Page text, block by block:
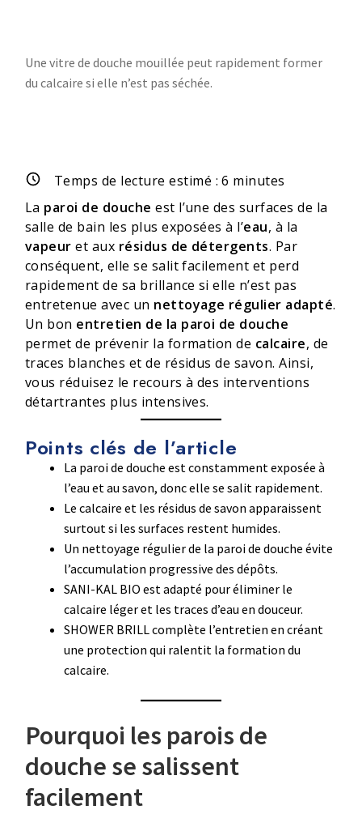
Une vitre de douche mouillée peut rapidement former
du calcaire si elle n’est pas séchée.
Temps de lecture estimé :6 minutes
La paroi de douche est l’une des surfaces de la
salle de bain les plus exposées à l’eau, à la
vapeur et aux résidus de détergents. Par
conséquent, elle se salit facilement et perd
rapidement de sa brillance si elle n’est pas
entretenue avec un nettoyage régulier adapté.
Un bon entretien de la paroi de douche
permet de prévenir la formation de calcaire, de
traces blanches et de résidus de savon. Ainsi,
vous réduisez le recours à des interventions
détartrantes plus intensives.
Points clés de l’article
La paroi de douche est constamment exposée à
l’eau et au savon, donc elle se salit rapidement.
Le calcaire et les résidus de savon apparaissent
surtout si les surfaces restent humides.
Un nettoyage régulier de la paroi de douche évite
l’accumulation progressive des dépôts.
SANI-KAL BIO est adapté pour éliminer le
calcaire léger et les traces d’eau en douceur.
SHOWER BRILL complète l’entretien en créant
une protection qui ralentit la formation du
calcaire.
Pourquoi les parois de
douche se salissent
facilement